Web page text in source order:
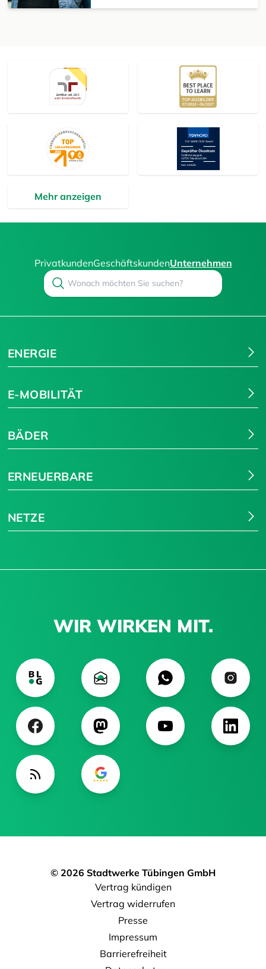
Mehr anzeigen
PrivatkundenGeschäftskundenUnternehmen
Search
ENERGIE
E-MOBILITÄT
BÄDER
ERNEUERBARE
NETZE
WIR WIRKEN MIT.
© 2026 Stadtwerke Tübingen GmbH
Vertrag kündigen
Vertrag widerrufen
Presse
Impressum
Barrierefreiheit